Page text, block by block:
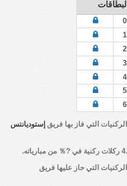
البطاقات
إستوديانتس